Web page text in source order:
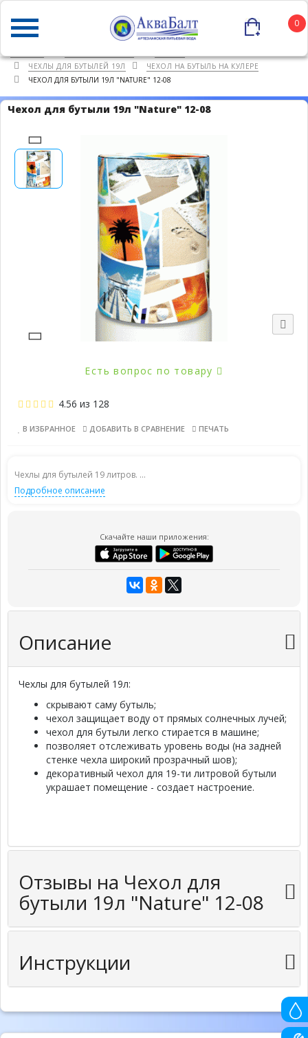
0
ЧЕХЛЫ ДЛЯ БУТЫЛЕЙ 19Л
ЧЕХОЛ НА БУТЫЛЬ НА КУЛЕРЕ
ЧЕХОЛ ДЛЯ БУТЫЛИ 19Л "NATURE" 12-08
Чехол для бутыли 19л "Nature" 12-08
Есть вопрос по товару
4.56 из 128
В ИЗБРАННОЕ ДОБАВИТЬ В СРАВНЕНИЕ ПЕЧАТЬ
Чехлы для бутылей 19 литров. ...
Подробное описание
Скачайте наши приложения:
Описание
Чехлы для бутылей 19л:
скрывают саму бутыль;
чехол защищает воду от прямых солнечных лучей;
чехол для бутыли легко стирается в машине;
позволяет отслеживать уровень воды (на задней
стенке чехла широкий прозрачный шов);
декоративный чехол для 19-ти литровой бутыли
украшает помещение - создает настроение.
Отзывы на Чехол для
бутыли 19л "Nature" 12-08
Инструкции